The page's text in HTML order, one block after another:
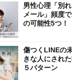
男性心理「別
メール」頻度
の可能性5つ！
傷つくLINEの
きな人にされ
５パターン